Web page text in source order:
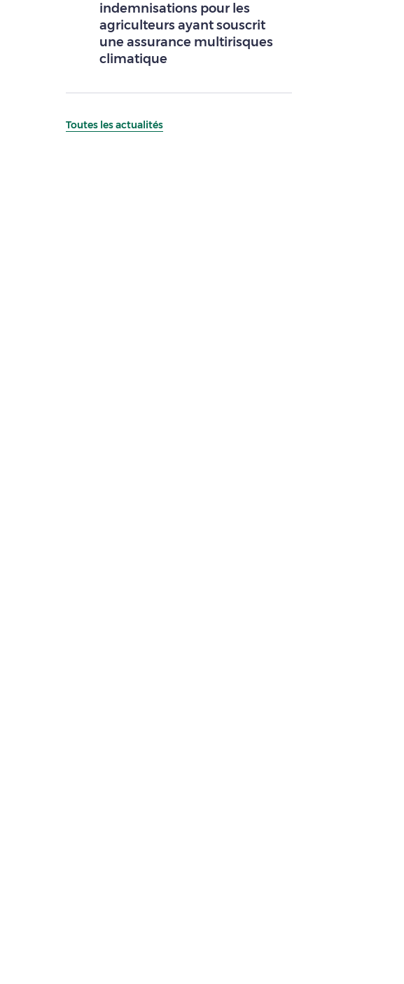
indemnisations pour les
agriculteurs ayant souscrit
une assurance multirisques
climatique
Toutes les actualités